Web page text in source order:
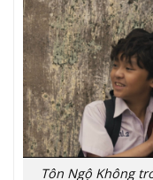
Tôn Ngộ Không